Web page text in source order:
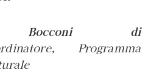
Bocconi di
e, Programma